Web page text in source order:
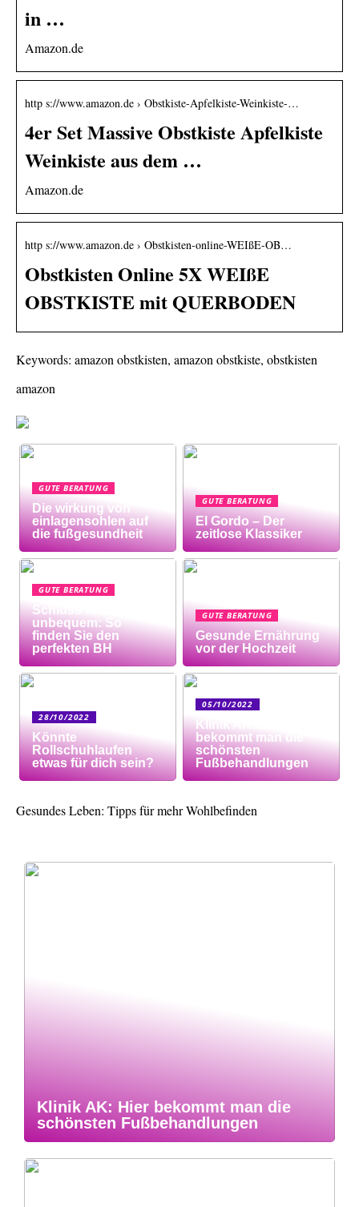
in …
Amazon.de
http s://www.amazon.de › Obstkiste-Apfelkiste-Weinkiste-…
4er Set Massive Obstkiste Apfelkiste
Weinkiste aus dem …
Amazon.de
http s://www.amazon.de › Obstkisten-online-WEIßE-OB…
Obstkisten Online 5X WEIßE
OBSTKISTE mit QUERBODEN
Keywords: amazon obstkisten, amazon obstkiste, obstkisten
amazon
GUTE BERATUNG
Die wirkung von
einlagensohlen auf
die fußgesundheit
GUTE BERATUNG
El Gordo – Der
zeitlose Klassiker
GUTE BERATUNG
Schluss mit
unbequem: So
finden Sie den
perfekten BH
GUTE BERATUNG
Gesunde Ernährung
vor der Hochzeit
28/10/2022
Könnte
Rollschuhlaufen
etwas für dich sein?
05/10/2022
Klinik AK: Hier
bekommt man die
schönsten
Fußbehandlungen
Gesundes Leben: Tipps für mehr Wohlbefinden
Klinik AK: Hier bekommt man die
schönsten Fußbehandlungen